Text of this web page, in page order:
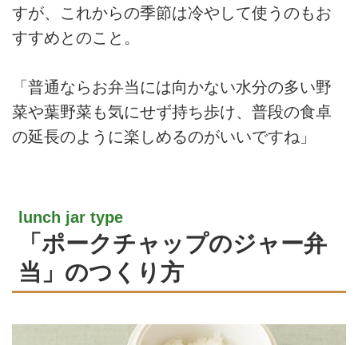
すが、これからの季節は冷やして使うのもお
すすめとのこと。
「普通ならお弁当には向かない水分の多い野
菜や葉野菜も気にせず持ち歩け、普段の食卓
の延長のように楽しめるのがいいですね」
lunch jar type
「ポークチャップのジャー弁
当」のつくり方